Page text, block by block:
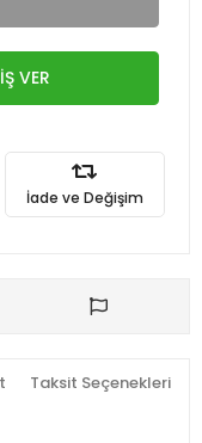
VER
İade ve Değişim
Taksit Seçenekleri